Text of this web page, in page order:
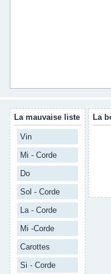
La mauvaise liste
Vin
Mi - Corde
Do
Sol - Corde
La - Corde
Mi -Corde
Carottes
Si - Corde
La